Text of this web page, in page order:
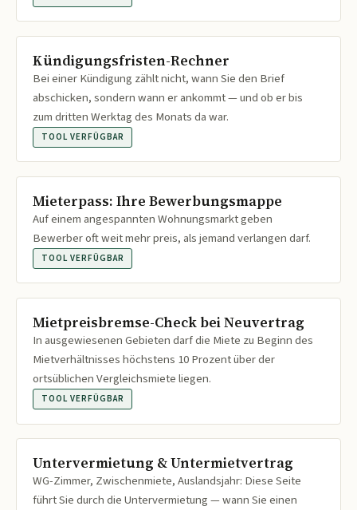
Kündigungsfristen-Rechner
Bei einer Kündigung zählt nicht, wann Sie den Brief
abschicken, sondern wann er ankommt — und ob er bis
zum dritten Werktag des Monats da war.
TOOL VERFÜGBAR
Mieterpass: Ihre Bewerbungsmappe
Auf einem angespannten Wohnungsmarkt geben
Bewerber oft weit mehr preis, als jemand verlangen darf.
TOOL VERFÜGBAR
Mietpreisbremse-Check bei Neuvertrag
In ausgewiesenen Gebieten darf die Miete zu Beginn des
Mietverhältnisses höchstens 10 Prozent über der
ortsüblichen Vergleichsmiete liegen.
TOOL VERFÜGBAR
Untervermietung & Untermietvertrag
WG-Zimmer, Zwischenmiete, Auslandsjahr: Diese Seite
führt Sie durch die Untervermietung — wann Sie einen